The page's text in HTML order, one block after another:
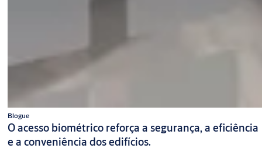
Blogue
O acesso biométrico reforça a segurança, a eficiência
e a conveniência dos edifícios.